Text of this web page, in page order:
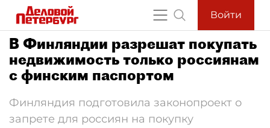
Войти
В Финляндии разрешат покупать
недвижимость только россиянам
с финским паспортом
Финляндия подготовила законопроект о
запрете для россиян на покупку